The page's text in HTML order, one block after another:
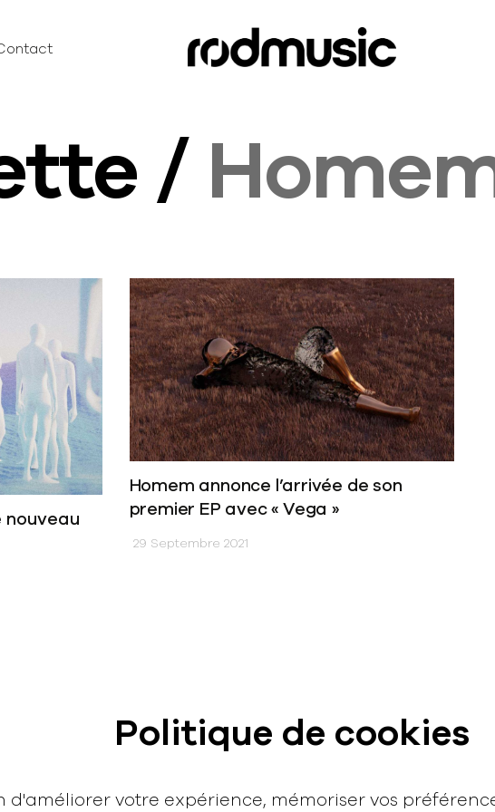
Politique de cookies
d'améliorer votre expérience, mémoriser vos
/
nouveau
Homem annonce l’arrivée de son
premier EP avec « Vega »
29 Septembre 2021
hello@rodmusic.fr
Groover